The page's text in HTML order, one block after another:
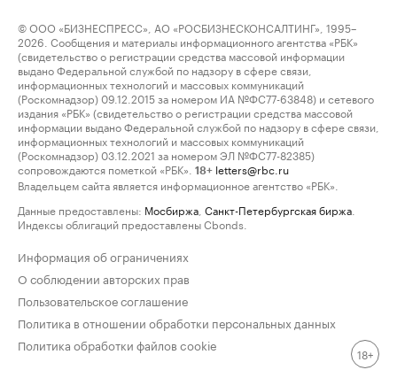
© ООО «БИЗНЕСПРЕСС», АО «РОСБИЗНЕСКОНСАЛТИНГ», 1995–
2026. Сообщения и материалы информационного агентства «РБК»
(свидетельство о регистрации средства массовой информации
выдано Федеральной службой по надзору в сфере связи,
информационных технологий и массовых коммуникаций
(Роскомнадзор) 09.12.2015 за номером ИА №ФС77-63848) и сетевого
издания «РБК» (свидетельство о регистрации средства массовой
информации выдано Федеральной службой по надзору в сфере связи,
информационных технологий и массовых коммуникаций
(Роскомнадзор) 03.12.2021 за номером ЭЛ №ФС77-82385)
сопровождаются пометкой «РБК».
18+ letters@rbc.ru
Владельцем сайта является информационное агентство «РБК».
Данные предоставлены: Мосбиржа Санкт-Петербургская биржа
Индексы облигаций предоставлены Cbonds.
Информация об ограничениях
О соблюдении авторских прав
Пользовательское соглашение
Политика в отношении обработки персональных данных
Политика обработки файлов cookie
18+